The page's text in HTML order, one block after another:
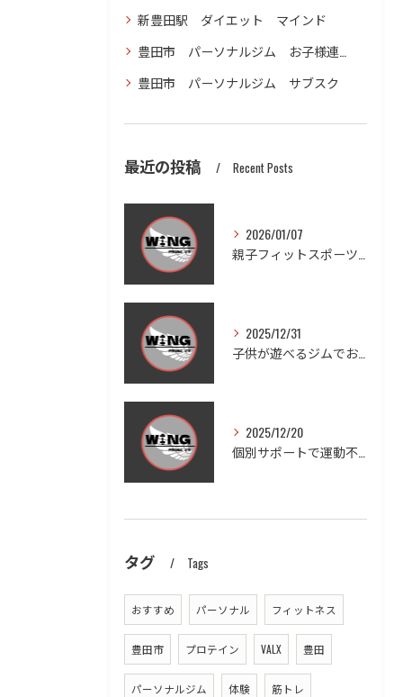
新豊田駅 ダイエット マインド
豊田市 パーソナルジム お子様連れ ダイエット
豊田市 パーソナルジム サブスク
最近の投稿 Recent Posts
2026/01/07
2025/12/31
2025/12/20
タグ Tags
おすすめ パーソナル フィットネス
豊田市 プロテイン VALX 豊田
パーソナルジム 体験 筋トレ